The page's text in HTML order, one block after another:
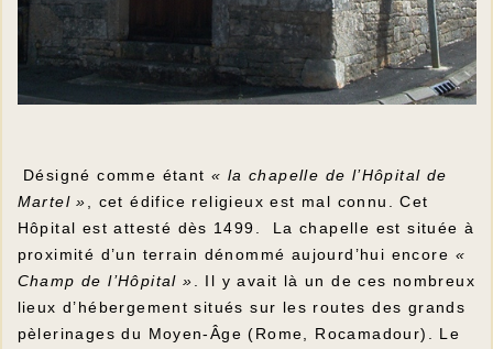
Désigné comme étant « la chapelle de l’Hôpital de
Martel »
, cet édifice religieux est mal connu. Cet
Hôpital est attesté dès 1499. La chapelle est située à
proximité d’un terrain dénommé aujourd’hui encore «
Champ de l’Hôpital » . Il y avait là un de ces nombreux
lieux d’hébergement situés sur les routes des grands
pèlerinages du Moyen-Âge (Rome, Rocamadour). Le